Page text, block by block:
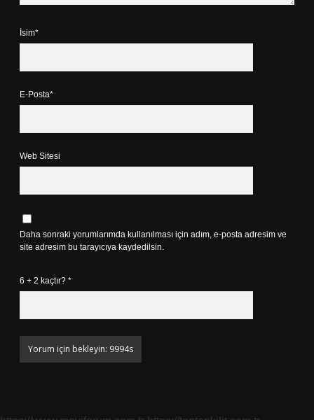
İsim*
E-Posta*
Web Sitesi
Daha sonraki yorumlarımda kullanılması için adım, e-posta adresim ve
site adresim bu tarayıcıya kaydedilsin.
6 + 2 kaçtır? *